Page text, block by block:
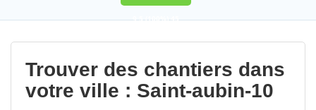
9,5(100%)45
votes
Trouver des chantiers dans
votre ville : Saint-aubin-10